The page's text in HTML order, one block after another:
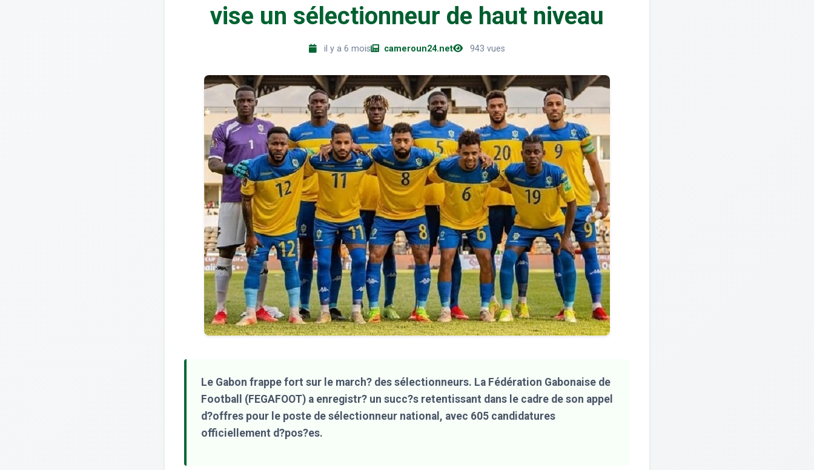
vise un sélectionneur de haut niveau
il y a 6 mois cameroun24.net 943 vues
Le Gabon frappe fort sur le march? des sélectionneurs. La Fédération Gabonaise de
Football (FEGAFOOT) a enregistr? un succ?s retentissant dans le cadre de son appel
d?offres pour le poste de sélectionneur national, avec 605 candidatures
officiellement d?pos?es.